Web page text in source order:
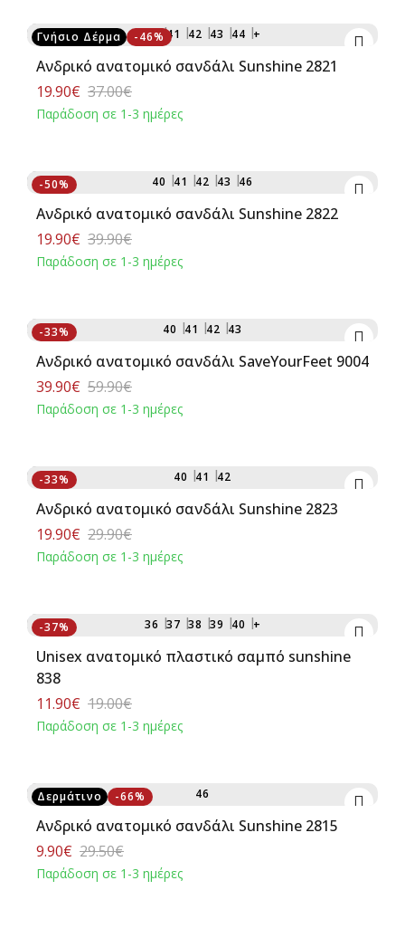
Γνήσιο Δέρμα -46%
40 41 42 43 44 +
Ανδρικό ανατομικό σανδάλι Sunshine 2821
19.90€ 37.00€
Παράδοση σε 1-3 ημέρες
-50% 40 41 42 43 46
Ανδρικό ανατομικό σανδάλι Sunshine 2822
19.90€ 39.90€
Παράδοση σε 1-3 ημέρες
-33% 40 41 42 43
Ανδρικό ανατομικό σανδάλι SaveYourFeet 9004
39.90€ 59.90€
Παράδοση σε 1-3 ημέρες
-33% 40 41 42
Ανδρικό ανατομικό σανδάλι Sunshine 2823
19.90€ 29.90€
Παράδοση σε 1-3 ημέρες
-37% 36 37 38 39 40 +
Unisex ανατομικό πλαστικό σαμπό sunshine
838
11.90€ 19.00€
Παράδοση σε 1-3 ημέρες
Δερμάτινο -66% 46
Ανδρικό ανατομικό σανδάλι Sunshine 2815
9.90€ 29.50€
Παράδοση σε 1-3 ημέρες